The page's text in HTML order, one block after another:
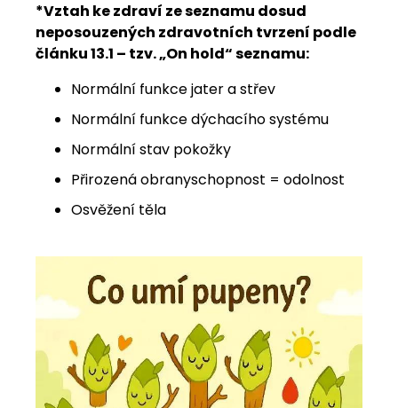
*Vztah ke zdraví ze seznamu dosud
neposouzených zdravotních tvrzení podle
článku 13.1 – tzv. „On hold“ seznamu:
Normální funkce jater a střev
Normální funkce dýchacího systému
Normální stav pokožky
Přirozená obranyschopnost = odolnost
Osvěžení těla